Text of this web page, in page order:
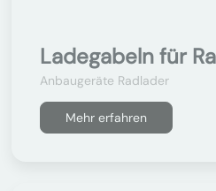
Ladegabeln für
Anbaugeräte Radlader
Mehr erfahren